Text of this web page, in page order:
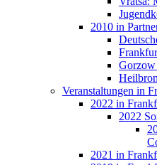
2010 in
Veranstaltungen in
2022 in
2022
2021 in